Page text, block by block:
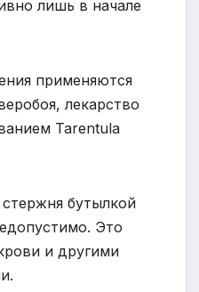
лишь в начале
применяются
лекарство
Tarentula
бутылкой
Это
и другими